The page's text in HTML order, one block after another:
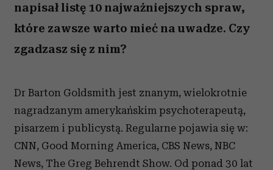
napisał listę 10 najważniejszych spraw,
które zawsze warto mieć na uwadze. Czy
zgadzasz się z nim?
Dr Barton Goldsmith jest znanym, wielokrotnie
nagradzanym amerykańskim psychoterapeutą,
pisarzem i publicystą. Regularne pojawia się w:
CNN, Good Morning America, CBS News, NBC
News, The Greg Behrendt Show. Od ponad 30 lat